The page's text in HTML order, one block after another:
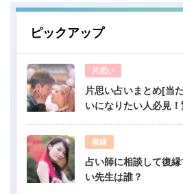
ピックアップ
片思い
片思い占いまとめ[当
いになりたい人必見
復縁
占い師に相談して復
い先生は誰？